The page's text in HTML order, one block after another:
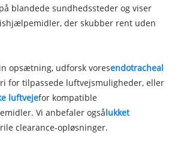
blandede sundhedssteder og viser
der skubber rent uden
opsætning, udforsk voresendotracheal
for tilpassede luftvejsmuligheder, eller
luftvejefor kompatible
Vi anbefaler ogsålukket
clearance-opløsninger.